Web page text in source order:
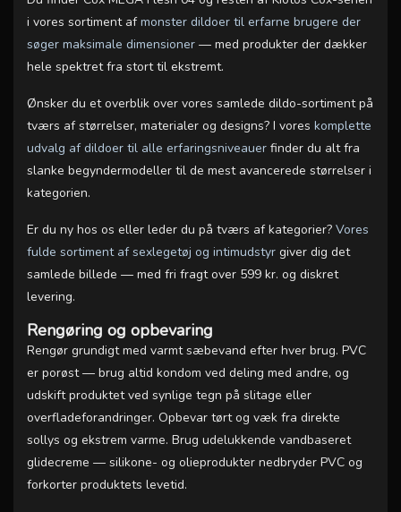
i vores sortiment afmonster dildoer til erfarne brugere der
søger maksimale dimensioner — med produkter der dækker
hele spektret fra stort til ekstremt.
Ønsker du et overblik over vores samlede dildo-sortiment på
tværs af størrelser, materialer og designs? I vores komplette
udvalg af dildoer til alle erfaringsniveauer finder du alt fra
slanke begyndermodeller til de mest avancerede størrelser i
kategorien.
Er du ny hos os eller leder du på tværs af kategorier? Vores
fulde sortiment af sexlegetøj og intimudstyr giver dig det
samlede billede — med fri fragt over 599 kr. og diskret
levering.
Rengøring og opbevaring
Rengør grundigt med varmt sæbevand efter hver brug. PVC
er porøst — brug altid kondom ved deling med andre, og
udskift produktet ved synlige tegn på slitage eller
overfladeforandringer. Opbevar tørt og væk fra direkte
sollys og ekstrem varme. Brug udelukkende vandbaseret
glidecreme — silikone- og olieprodukter nedbryder PVC og
forkorter produktets levetid.